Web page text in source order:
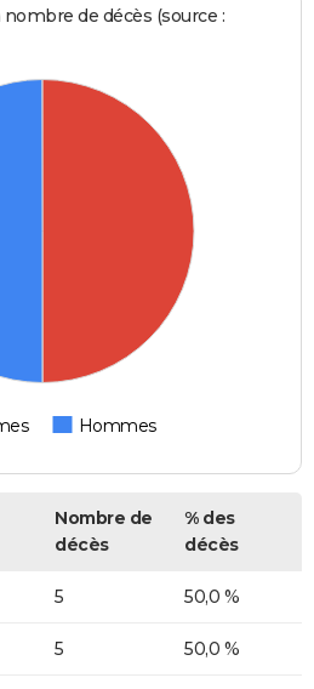
de décès (source :
Hommes
Nombre de
décès
% des
décès
5 50,0 %
5 50,0 %